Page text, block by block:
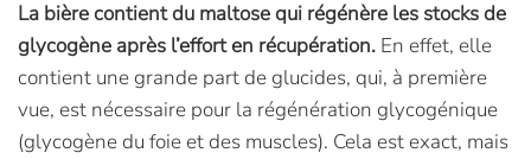
La bière contient du maltose qui régénère les stocks de
glycogène après l’effort en récupération. En effet, elle
contient une grande part de glucides, qui, à première
vue, est nécessaire pour la régénération glycogénique
(glycogène du foie et des muscles). Cela est exact, mais